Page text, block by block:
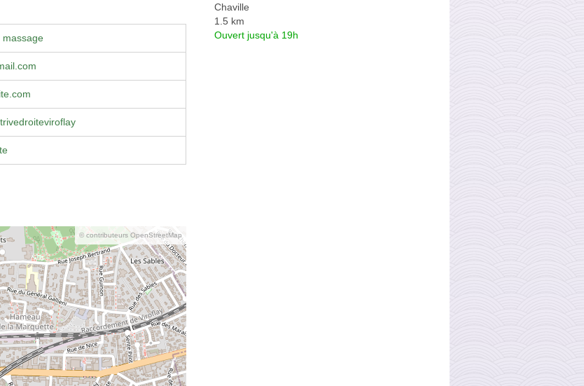
massage
© contributeurs OpenStreetMap
Chaville
1.5 km
Ouvert jusqu'à 19h